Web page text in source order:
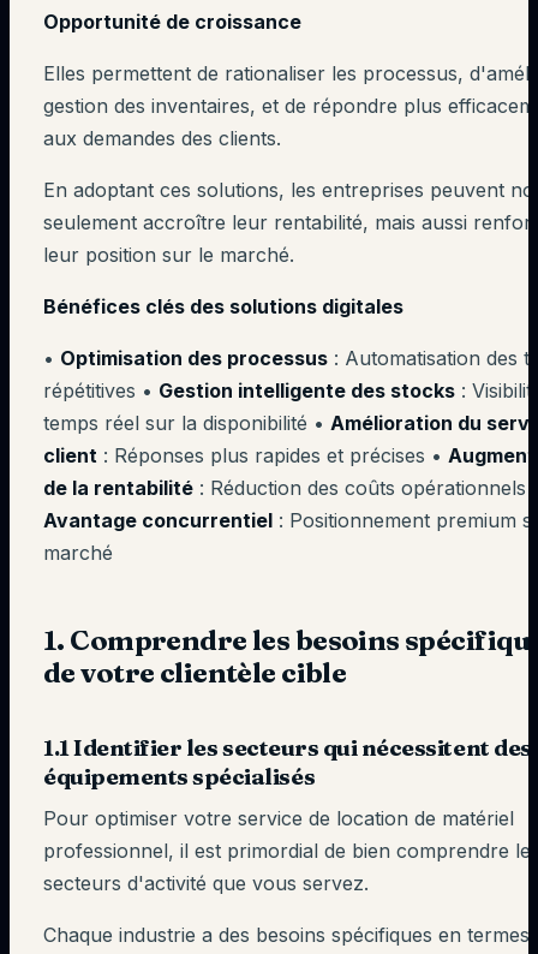
Opportunité de croissance
Elles permettent de rationaliser les processus,
gestion des inventaires, et de répondre plus
aux demandes des clients.
En adoptant ces solutions, les entreprises peuvent
seulement accroître leur rentabilité, mais aussi
leur position sur le marché.
Bénéfices clés des solutions digitales
• Optimisation des processus : Automatisation des
répétitives • Gestion intelligente des stocks :
temps réel sur la disponibilité • Amélioration du
client : Réponses plus rapides et précises •
de la rentabilité : Réduction des coûts opérationnels
Avantage concurrentiel : Positionnement premium
marché
1. Comprendre les besoins
de votre clientèle cible
1.1 Identifier les secteurs qui nécessitent des
équipements spécialisés
Pour optimiser votre service de location de matériel
professionnel, il est primordial de bien comprendre
secteurs d'activité que vous servez.
Chaque industrie a des besoins spécifiques en termes